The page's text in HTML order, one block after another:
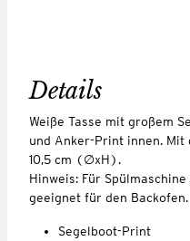
Details
Weiße Tasse mit großem
und Anker-Print innen. Mit
10,5 cm (∅xH).
Hinweis: Für
geeignet für den Backofen.
Segelboot-Print